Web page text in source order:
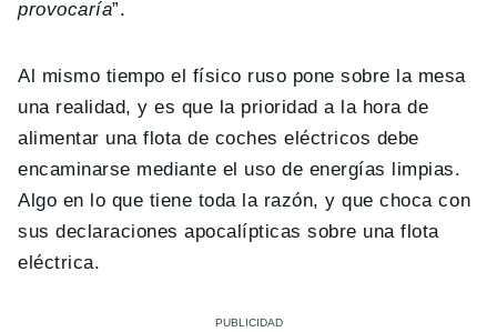
provocaría”.
Al mismo tiempo el físico ruso pone sobre la mesa
una realidad, y es que la prioridad a la hora de
alimentar una flota de coches eléctricos debe
encaminarse mediante el uso de energías limpias.
Algo en lo que tiene toda la razón, y que choca con
sus declaraciones apocalípticas sobre una flota
eléctrica.